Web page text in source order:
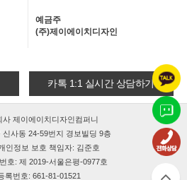
예금주
(주)제이에이치디자인
카톡 1:1 실시간 상담하기
사 제이에이치디자인컴퍼니
신사동 24-59번지 경보빌딩 9층
인정보 보호 책임자: 김준호
호: 제 2019-서울은평-0977호
록번호: 661-81-01521